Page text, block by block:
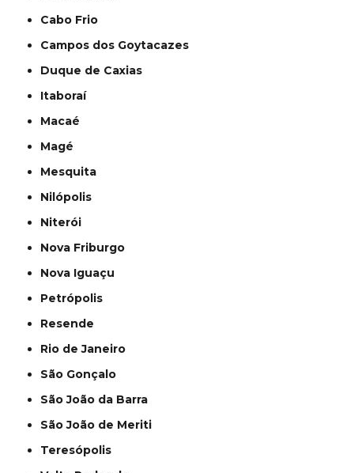
Cabo Frio
Campos dos Goytacazes
Duque de Caxias
Itaboraí
Macaé
Magé
Mesquita
Nilópolis
Niterói
Nova Friburgo
Nova Iguaçu
Petrópolis
Resende
Rio de Janeiro
São Gonçalo
São João da Barra
São João de Meriti
Teresópolis